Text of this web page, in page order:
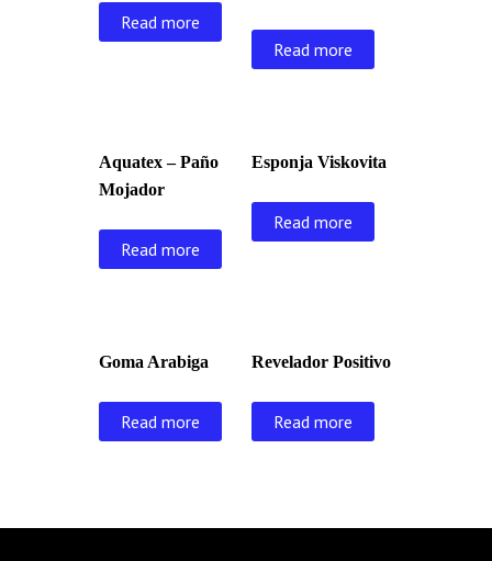
Read more
Read more
Aquatex – Paño
Mojador
Read more
Esponja Viskovita
Read more
Goma Arabiga
Read more
Revelador Positivo
Read more